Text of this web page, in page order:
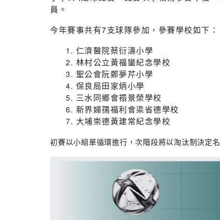
員。
今年賽事共有7支球隊參加，參賽學校如下：
仁濟醫院蔡衍濤小學
林村公立黃福鑾紀念學校
聖公會阮鄭夢芹小學
保良局田家炳小學
三水同鄉會禤景榮學校
新界婦孺福利會梁省德學校
大埔崇德黃建常紀念學校
初賽以小組單循環進行，次階段將以淘汰制決定